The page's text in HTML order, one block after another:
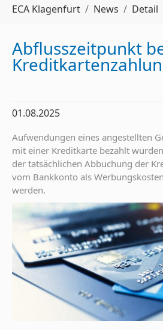
ECA Klagenfurt News Detail
Abflusszeitpunkt
01.08.2025
Aufwendungen eines angestellten
mit einer Kreditkarte bezahlt
der tatsächlichen Abbuchung der
vom Bankkonto als
werden.